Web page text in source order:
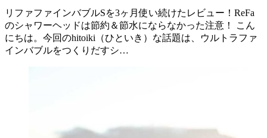
リファファインバブルSを3ヶ月使い続けたレビュー！ReFa
のシャワーヘッドは節約＆節水にならなかった注意！ こん
にちは。今回のhitoiki（ひといき）な話題は、ウルトラファ
インバブルをつくりだすシ…